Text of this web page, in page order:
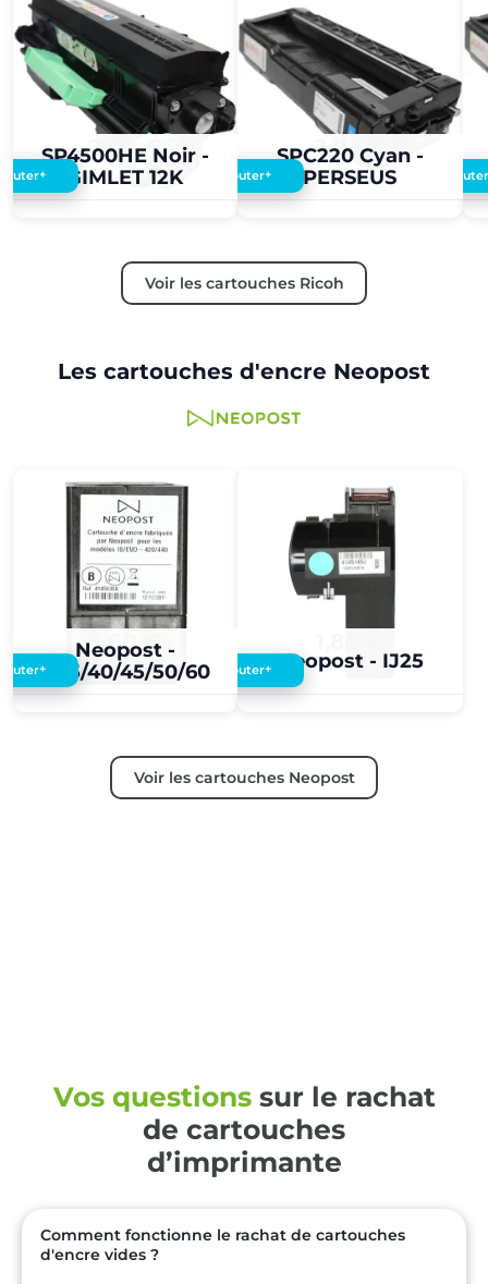
SP4500HE Noir -
GIMLET 12K
2,00 €
+
SPC220 Cyan -
PERSEUS
2,00 €
Ajouter+
Voir les cartouches Ricoh
Les cartouches d'encre Neopost
Neopost -
IJ35/40/45/50/60
3,60 €
+ Neopost - IJ25
Ajouter+
Voir les cartouches Neopost
Vos questionssur le rachat
de cartouches
d’imprimante
Comment fonctionne le rachat de cartouches
d'encre vides ?